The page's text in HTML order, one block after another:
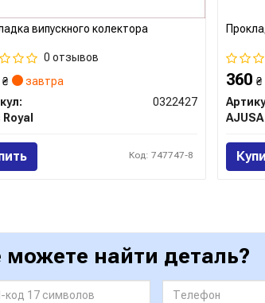
випускного колектора
0 отзывов
₴
завтра
0322427
Royal
Код: 747747-8
360₴
AJUSA
можете найти деталь?